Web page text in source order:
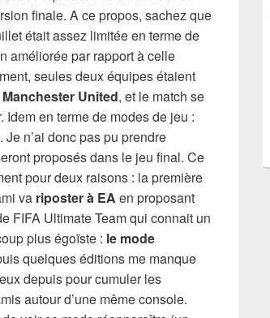
finale. A ce propos, sachez que
était assez limitée en terme de
améliorée par rapport à celle
seules deux équipes étaient
Manchester United, et le match se
en terme de modes de jeu :
Je n’ai donc pas pu prendre
proposés dans le jeu final. Ce
pour deux raisons : la première
va riposter à EA en proposant
FIFA Ultimate Team qui connait un
plus égoïste : le mode
quelques éditions me manque
depuis pour cumuler les
autour d’une même console.